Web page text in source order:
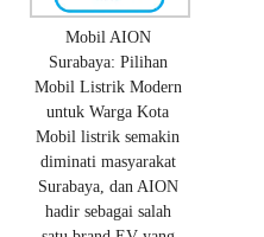
Mobil AION
Surabaya: Pilihan
Mobil Listrik Modern
untuk Warga Kota
Mobil listrik semakin
diminati masyarakat
Surabaya, dan AION
hadir sebagai salah